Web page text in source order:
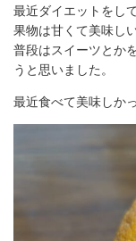
最近ダイエットをし
果物は甘くて美味し
普段はスイーツとか
うと思いました。
最近食べて美味しか